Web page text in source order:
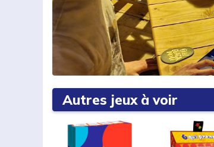
Autres jeux à voir